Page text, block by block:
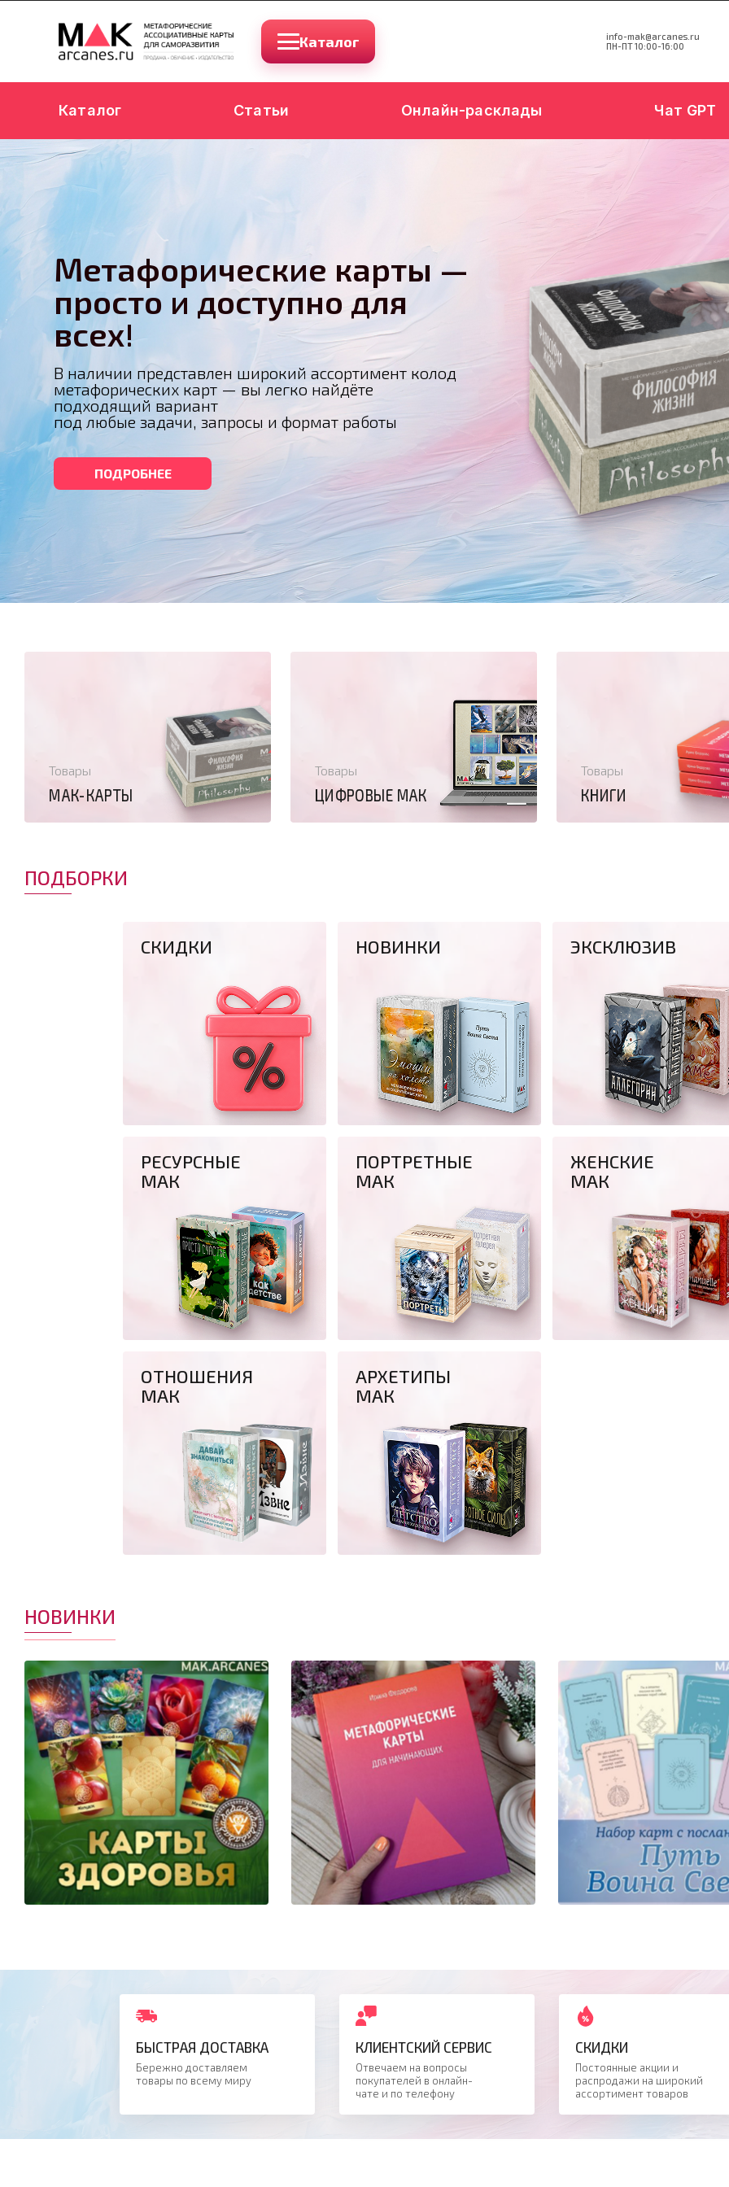
Каталог
info-mak@arcanes.ru
ПН-ПТ 10:00-16:00
Каталог Статьи Онлайн-расклады Чат GPT
Метафорические карты —
просто и доступно для
всех!
В наличии представлен широкий ассортимент колод
метафорических карт — вы легко найдёте
подходящий вариант
под любые задачи, запросы и формат работы
ПОДРОБНЕЕ
Товары
МАК-КАРТЫ
Товары
ЦИФРОВЫЕ МАК
Товары
КНИГИ
ПОДБОРКИ
СКИДКИ НОВИНКИ ЭКСКЛЮЗИВ
РЕСУРСНЫЕ
МАК
ПОРТРЕТНЫЕ
МАК
ЖЕНСКИЕ
МАК
ОТНОШЕНИЯ
МАК
АРХЕТИПЫ
МАК
НОВИНКИ
БЫСТРАЯ ДОСТАВКА
Бережно доставляем
товары по всему миру
КЛИЕНТСКИЙ СЕРВИС
Отвечаем на вопросы
покупателей в онлайн-
чате и по телефону
СКИДКИ
Постоянные акции и
распродажи на широкий
ассортимент товаров